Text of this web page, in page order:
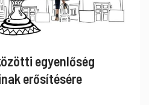
egyenlőség
erősítésére